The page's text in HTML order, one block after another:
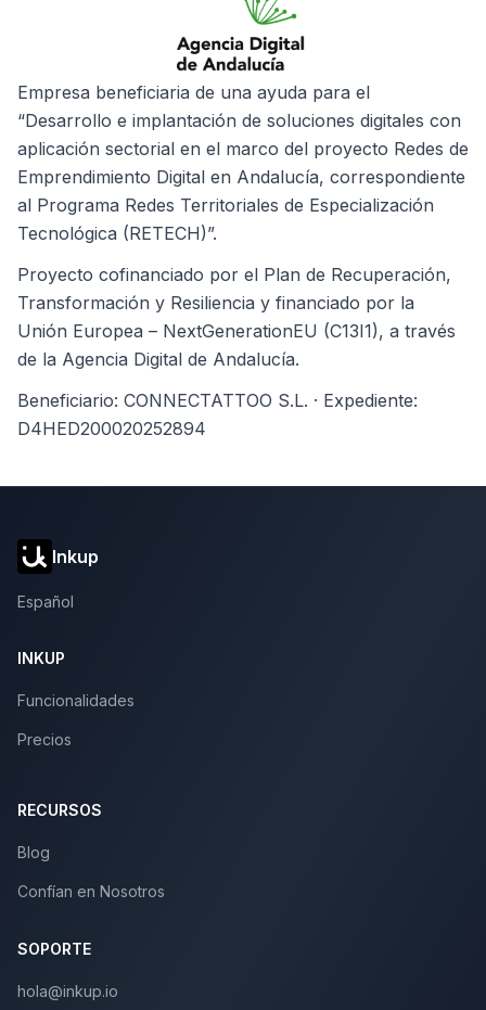
Empresa beneficiaria de una ayuda para el
“Desarrollo e implantación de soluciones digitales con
aplicación sectorial en el marco del proyecto Redes de
Emprendimiento Digital en Andalucía, correspondiente
al Programa Redes Territoriales de Especialización
Tecnológica (RETECH)”.
Proyecto cofinanciado por el Plan de Recuperación,
Transformación y Resiliencia y financiado por la
Unión Europea – NextGenerationEU (C13I1), a través
de la Agencia Digital de Andalucía.
Beneficiario: CONNECTATTOO S.L. · Expediente:
D4HED200020252894
Inkup
Español
INKUP
Funcionalidades
Precios
RECURSOS
Blog
Confían en Nosotros
SOPORTE
hola@inkup.io